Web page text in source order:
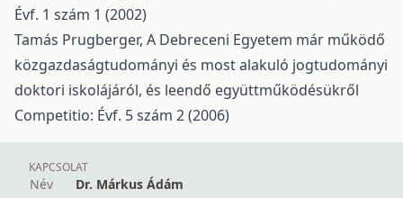
Évf. 1 szám 1 (2002)
Tamás Prugberger, A Debreceni Egyetem már működő
közgazdaságtudományi és most alakuló jogtudományi
doktori iskolájáról, és leendő együttműködésükről
Competitio: Évf. 5 szám 2 (2006)
KAPCSOLAT
Név
Dr. Márkus Ádám